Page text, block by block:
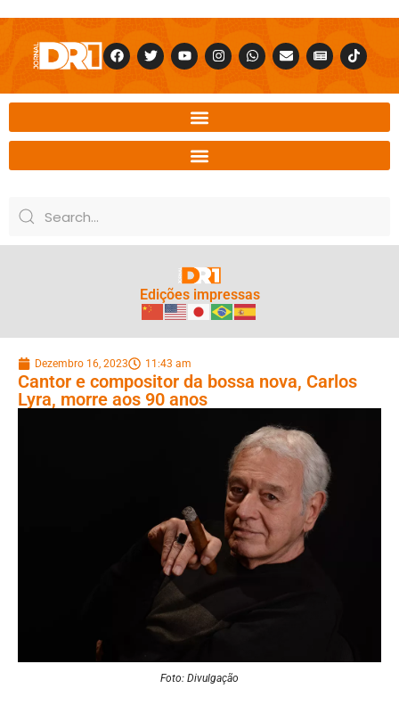
Edições impressas
Dezembro 16, 2023 11:43 am
Cantor e compositor da bossa nova, Carlos
Lyra, morre aos 90 anos
Foto: Divulgação